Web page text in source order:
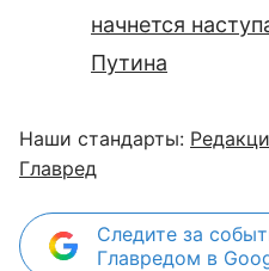
начнется
Путина
Наши стандарты:
Главред
Следите за
Главредом в